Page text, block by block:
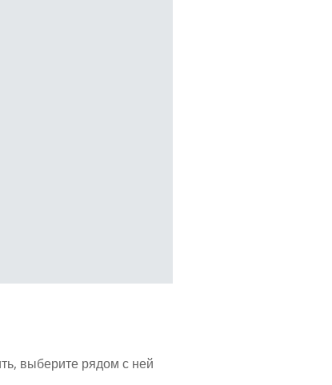
выберите рядом с ней